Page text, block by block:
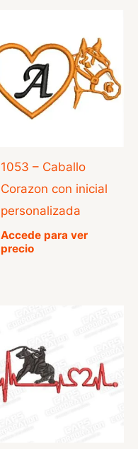
1053 – Caballo
Corazon con inicial
personalizada
Accede para ver
precio